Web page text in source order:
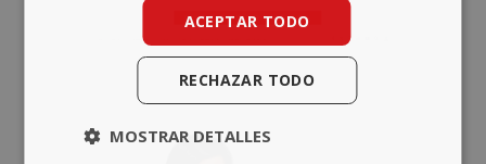
ACEPTAR TODO
RECHAZAR TODO
MOSTRAR DETALLES